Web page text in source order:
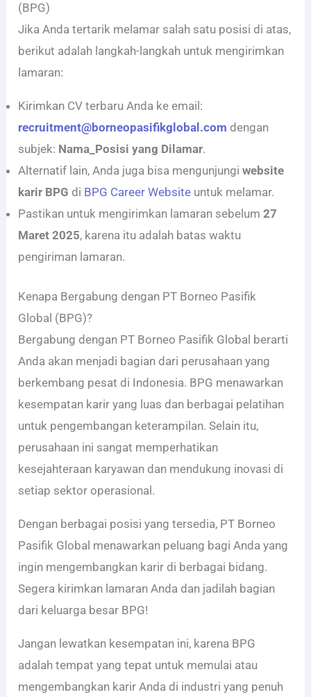
(BPG)
Jika Anda tertarik melamar salah satu posisi di atas,
berikut adalah langkah-langkah untuk mengirimkan
lamaran:
Kirimkan CV terbaru Anda ke email:
recruitment@borneopasifikglobal.com dengan
subjek: Nama_Posisi yang Dilamar.
Alternatif lain, Anda juga bisa mengunjungiwebsite
karir BPG di BPG Career Website untuk melamar.
Pastikan untuk mengirimkan lamaran sebelum27
Maret 2025, karena itu adalah batas waktu
pengiriman lamaran.
Kenapa Bergabung dengan PT Borneo Pasifik
Global (BPG)?
Bergabung dengan PT Borneo Pasifik Global berarti
Anda akan menjadi bagian dari perusahaan yang
berkembang pesat di Indonesia. BPG menawarkan
kesempatan karir yang luas dan berbagai pelatihan
untuk pengembangan keterampilan. Selain itu,
perusahaan ini sangat memperhatikan
kesejahteraan karyawan dan mendukung inovasi di
setiap sektor operasional.
Dengan berbagai posisi yang tersedia, PT Borneo
Pasifik Global menawarkan peluang bagi Anda yang
ingin mengembangkan karir di berbagai bidang.
Segera kirimkan lamaran Anda dan jadilah bagian
dari keluarga besar BPG!
Jangan lewatkan kesempatan ini, karena BPG
adalah tempat yang tepat untuk memulai atau
mengembangkan karir Anda di industri yang penuh